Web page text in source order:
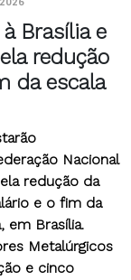
Brasília e
redução
da escala
Nacional
redução da
e o fim da
em Brasília.
Metalúrgicos
e cinco